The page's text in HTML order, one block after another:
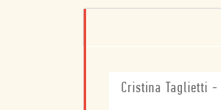
Cristina Taglietti -